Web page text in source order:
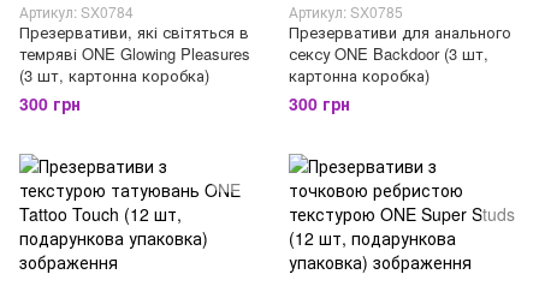
Артикул: SX0784
Презервативи, які світяться в
темряві ONE Glowing Pleasures
(3 шт, картонна коробка)
300 грн
Артикул: SX0785
Презервативи для анального
сексу ONE Backdoor (3 шт,
картонна коробка)
300 грн